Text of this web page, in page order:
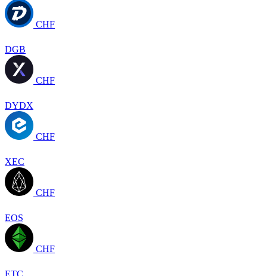
CHF
DGB
CHF
DYDX
CHF
XEC
CHF
EOS
CHF
ETC